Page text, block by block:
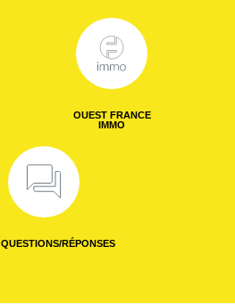
OUEST FRANCE
IMMO
QUESTIONS/RÉPONSES